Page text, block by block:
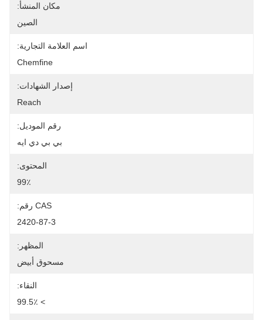
مكان المنشأ:
الصين
اسم العلامة التجارية:
Chemfine
إصدار الشهادات:
Reach
رقم الموديل:
بي بي دي ايه
المحتوى:
99٪
CAS رقم:
2420-87-3
المظهر:
مسحوق أبيض
النقاء:
> 99.5٪